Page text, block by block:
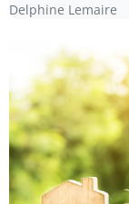
Delphine Lemaire